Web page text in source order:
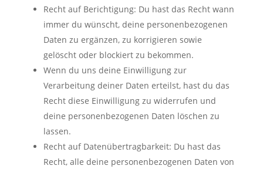
Recht auf Berichtigung: Du hast das Recht wann
immer du wünscht, deine personenbezogenen
Daten zu ergänzen, zu korrigieren sowie
gelöscht oder blockiert zu bekommen.
Wenn du uns deine Einwilligung zur
Verarbeitung deiner Daten erteilst, hast du das
Recht diese Einwilligung zu widerrufen und
deine personenbezogenen Daten löschen zu
lassen.
Recht auf Datenübertragbarkeit: Du hast das
Recht, alle deine personenbezogenen Daten von